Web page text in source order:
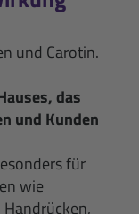
und Carotin.
das
und Kunden
für
wie